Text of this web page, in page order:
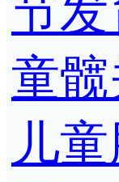
节
童髋
儿